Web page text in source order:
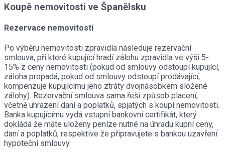
Koupě nemovitosti ve Španělsku
Rezervace nemovitosti
Po výběru nemovitosti zpravidla následuje rezervační
smlouva, při které kupující hradí zálohu zpravidla ve výši 5-
15% z ceny nemovitosti (pokud od smlouvy odstoupí kupující,
záloha propadá, pokud od smlouvy odstoupí prodávající,
kompenzuje kupujícímu jeho ztráty dvojnásobkem složené
zálohy). Rezervační smlouva sama řeší způsob placení,
včetně uhrazení daní a poplatků, spjatých s koupí nemovitosti.
Banka kupujícímu vydá vstupní bankovní certifikát, který
dokládá že máte uloženy peníze nutné na úhradu kupní ceny,
daní a poplatků, respektive že připravujete s bankou uzavření
hypoteční smlouvy.